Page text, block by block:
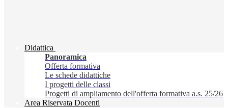
Didattica
Panoramica
Offerta formativa
Le schede didattiche
I progetti delle classi
Progetti di ampliamento dell'offerta formativa a.s. 25/26
Area Riservata Docenti